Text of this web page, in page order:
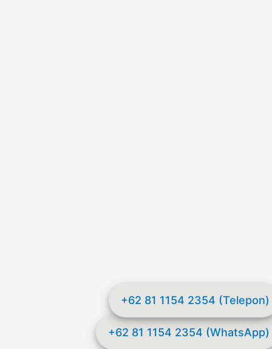
+62 81 1154 2354 (WhatsApp)
+62 81 1154 2354 (Telepon)